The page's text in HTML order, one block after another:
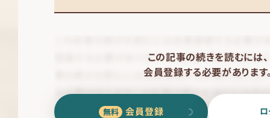
この記事の続きを読むには、
会員登録する必要があります
会員登録